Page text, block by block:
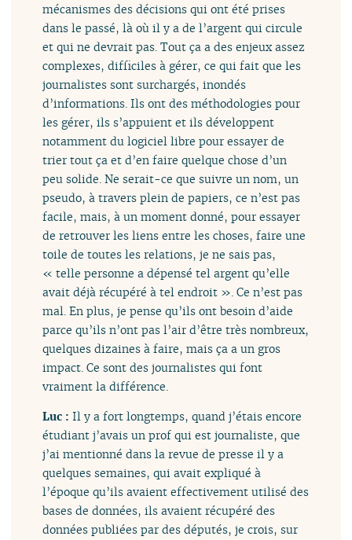
mécanismes des décisions qui ont été prises
dans le passé, là où il y a de l’argent qui circule
et qui ne devrait pas. Tout ça a des enjeux assez
complexes, difficiles à gérer, ce qui fait que les
journalistes sont surchargés, inondés
d’informations. Ils ont des méthodologies pour
les gérer, ils s’appuient et ils développent
notamment du logiciel libre pour essayer de
trier tout ça et d’en faire quelque chose d’un
peu solide. Ne serait-ce que suivre un nom, un
pseudo, à travers plein de papiers, ce n’est pas
facile, mais, à un moment donné, pour essayer
de retrouver les liens entre les choses, faire une
toile de toutes les relations, je ne sais pas,
« telle personne a dépensé tel argent qu’elle
avait déjà récupéré à tel endroit ». Ce n’est pas
mal. En plus, je pense qu’ils ont besoin d’aide
parce qu’ils n’ont pas l’air d’être très nombreux,
quelques dizaines à faire, mais ça a un gros
impact. Ce sont des journalistes qui font
vraiment la différence.
Luc :Il y a fort longtemps, quand j’étais encore
étudiant j’avais un prof qui est journaliste, que
j’ai mentionné dans la revue de presse il y a
quelques semaines, qui avait expliqué à
l’époque qu’ils avaient effectivement utilisé des
bases de données, ils avaient récupéré des
données publiées par des députés, je crois, sur